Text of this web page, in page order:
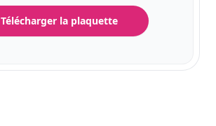
Télécharger la plaquette